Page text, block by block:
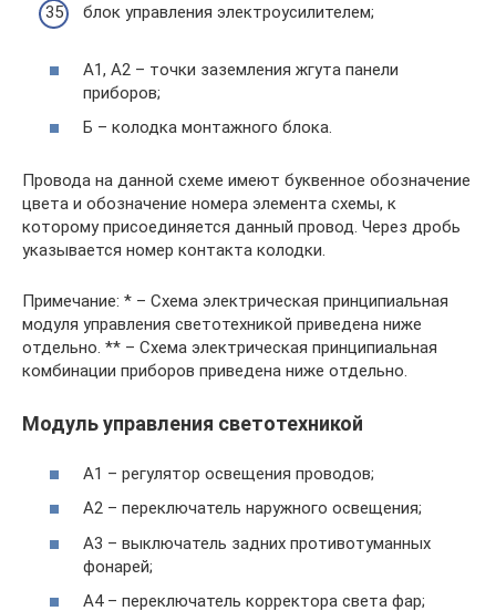
блок управления электроусилителем;
А1, А2 – точки заземления жгута панели
приборов;
Б – колодка монтажного блока.
Провода на данной схеме имеют буквенное обозначение
цвета и обозначение номера элемента схемы, к
которому присоединяется данный провод. Через дробь
указывается номер контакта колодки.
Примечание: * – Схема электрическая принципиальная
модуля управления светотехникой приведена ниже
отдельно. ** – Схема электрическая принципиальная
комбинации приборов приведена ниже отдельно.
Модуль управления светотехникой
А1 – регулятор освещения проводов;
А2 – переключатель наружного освещения;
А3 – выключатель задних противотуманных
фонарей;
А4 – переключатель корректора света фар;